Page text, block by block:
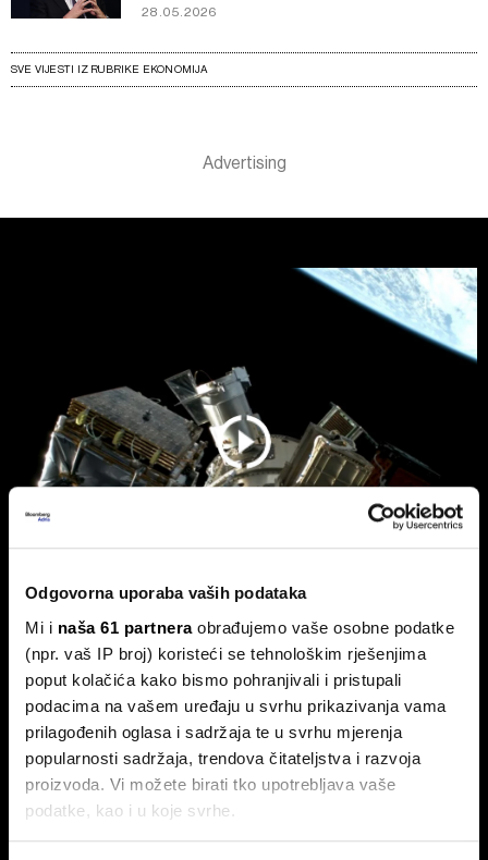
Odgovorna uporaba vaših podataka
Mi i naša 61 partneraobrađujemo vaše osobne podatke
(npr. vaš IP broj) koristeći se tehnološkim rješenjima
poput kolačića kako bismo pohranjivali i pristupali
podacima na vašem uređaju u svrhu prikazivanja vama
prilagođenih oglasa i sadržaja te u svrhu mjerenja
popularnosti sadržaja, trendova čitateljstva i razvoja
proizvoda. Vi možete birati tko upotrebljava vaše
podatke, kao i u koje svrhe.
28.05.2026
SVE VIJESTI IZ RUBRIKE EKONOMIJA
Hrvatska lansira strategiju razvoja
svemirskih tehnologija
Svemirske tehnologije uvrštene su u Nacionalni plan
razvoja industrije do 2034..